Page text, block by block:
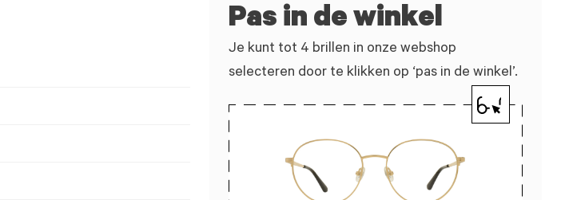
Pas in de winkel
Je kunt tot 4 brillen in onze webshop
selecteren door te klikken op ‘pas in de winkel’.